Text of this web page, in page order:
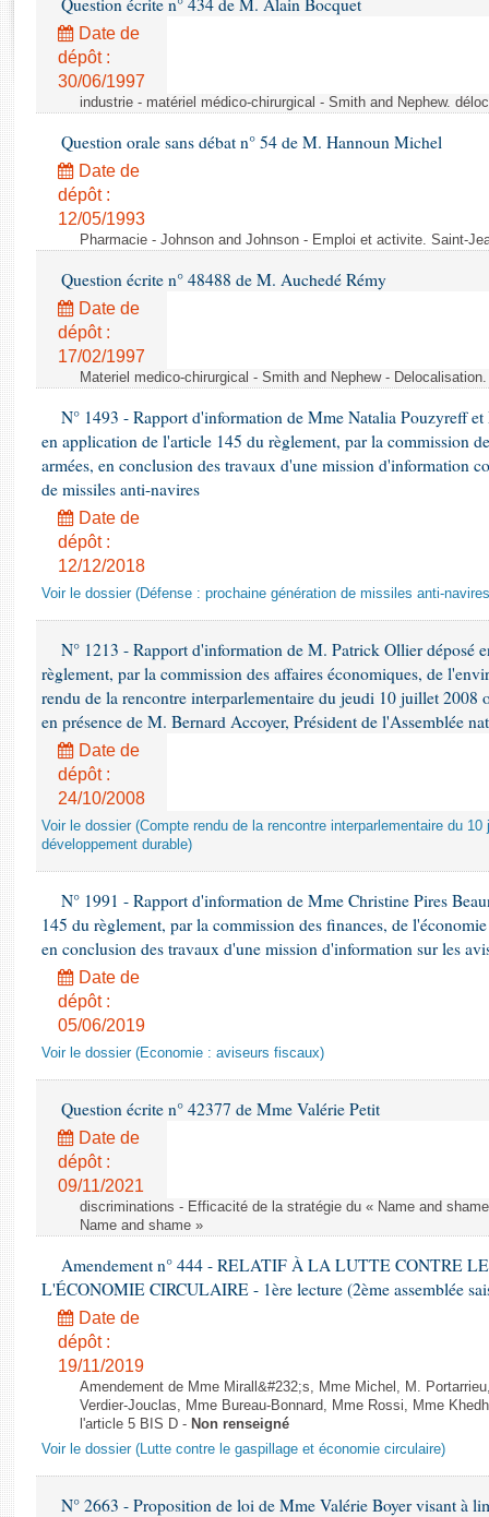
Rapports d'enquête
Rapports législatifs
Rapports sur l'application des lois
Baromètre de l’application des lois
Dossiers législatifs
Budget et sécurité sociale
Questions écrites et orales
Comptes rendus des débats
Question écrite n° 434 de M. Alain Bocquet
Date de
dépôt :
30/06/1997
industrie - matériel médico-chirurgical - Smith and Nephew.
Question orale sans débat n° 54 de M. Hannoun Michel
Date de
dépôt :
12/05/1993
Pharmacie - Johnson and Johnson - Emploi et activite. Saint-
Question écrite n° 48488 de M. Auchedé Rémy
Date de
dépôt :
17/02/1997
Materiel medico-chirurgical - Smith and Nephew -
N° 1493 - Rapport d'information de Mme Natalia Pouzyreff
en application de l'article 145 du règlement, par la commission
armées, en conclusion des travaux d'une mission d'information
de missiles anti-navires
Date de
dépôt :
12/12/2018
Voir le dossier (Défense : prochaine génération de missiles anti-
N° 1213 - Rapport d'information de M. Patrick Ollier déposé
règlement, par la commission des affaires économiques, de
rendu de la rencontre interparlementaire du jeudi 10 juillet 2008
en présence de M. Bernard Accoyer, Président de l'Assemblée
Date de
dépôt :
24/10/2008
Voir le dossier (Compte rendu de la rencontre interparlementaire du
développement durable)
N° 1991 - Rapport d'information de Mme Christine Pires
145 du règlement, par la commission des finances, de
en conclusion des travaux d'une mission d'information sur les
Date de
dépôt :
05/06/2019
Voir le dossier (Economie : aviseurs fiscaux)
Question écrite n° 42377 de Mme Valérie Petit
Date de
dépôt :
09/11/2021
discriminations - Efficacité de la stratégie du « Name and
Name and shame »
Amendement n° 444 - RELATIF À LA LUTTE CONTRE
L'ÉCONOMIE CIRCULAIRE - 1ère lecture (2ème assemblée
Date de
dépôt :
19/11/2019
Amendement de Mme Mirall&#232;s, Mme Michel, M.
Verdier-Jouclas, Mme Bureau-Bonnard, Mme Rossi, Mme
l'article 5 BIS D - Non renseigné
Voir le dossier (Lutte contre le gaspillage et économie circulaire)
N° 2663 - Proposition de loi de Mme Valérie Boyer visant à